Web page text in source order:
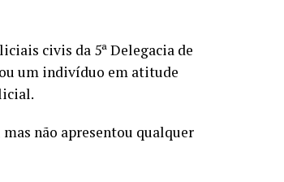
civis da 5ª Delegacia de
um indivíduo em atitude
não apresentou qualquer